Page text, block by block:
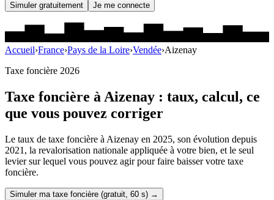
Simuler gratuitement Je me connecte
Accueil›France›Pays de la Loire›Vendée›Aizenay
Taxe foncière 2026
Taxe foncière àAizenay : taux, calcul, ce
que vous pouvez corriger
Le taux de taxe foncière à Aizenay en 2025, son évolution depuis
2021, la revalorisation nationale appliquée à votre bien, et le seul
levier sur lequel vous pouvez agir pour faire baisser votre taxe
foncière.
Simuler ma taxe foncière (gratuit, 60 s) →